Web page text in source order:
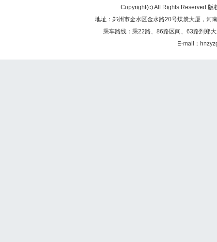
Copyright(c) All Rights Reserved 版
地址：郑州市金水区金水路20号煤炭大厦，河
乘车路线：乘22路、86路区间、63路到郑
E-mail：